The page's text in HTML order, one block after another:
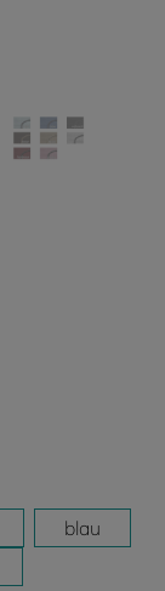
blau